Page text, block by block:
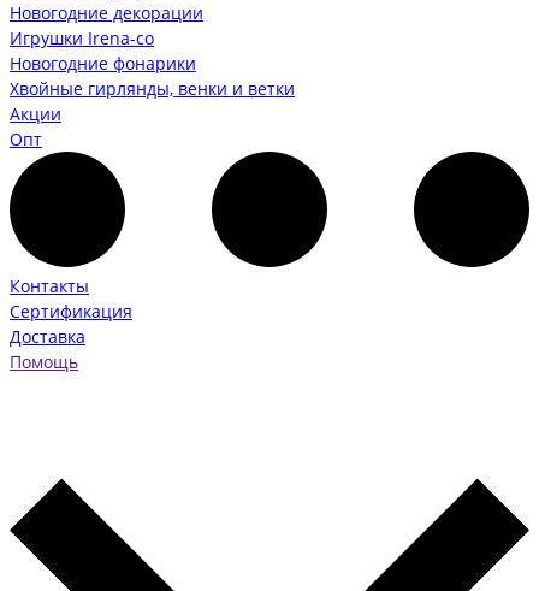
Новогодние декорации
Игрушки Irena-co
Новогодние фонарики
Хвойные гирлянды, венки и ветки
Акции
Опт
Контакты
Сертификация
Доставка
Помощь